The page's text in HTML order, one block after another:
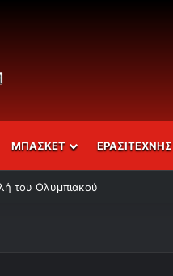
ΜΠΑΣΚΕΤ ΕΡΑΣΙΤΕΧΝΗΣ
του Ολυμπιακού